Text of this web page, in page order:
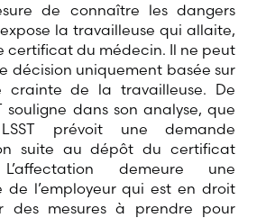
de connaître les dangers
la travailleuse qui allaite,
certificat du médecin. Il ne peut
décision uniquement basée sur
crainte de la travailleuse. De
souligne dans son analyse, que
prévoit une demande
suite au dépôt du certificat
demeure une
de l’employeur qui est en droit
des mesures à prendre pour